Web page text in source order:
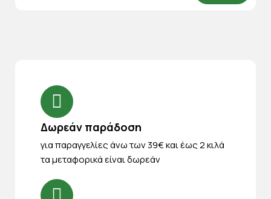
Δωρεάν παράδοση
για παραγγελίες άνω των 39€ και έως 2 κιλά
τα μεταφορικά είναι δωρεάν